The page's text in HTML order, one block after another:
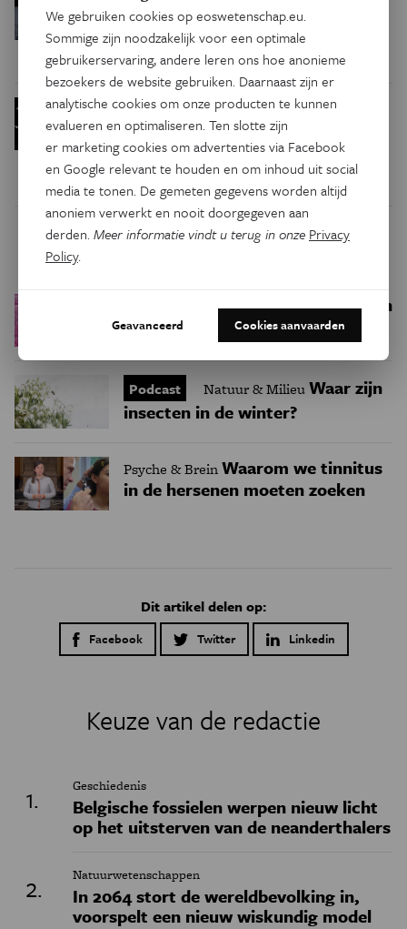
de tablet. Waarom een kleine
vertaalfout grote gevolgen kan
hebben
TechnologieDeze nieuwe drone
beweegt als een vliegende
eekhoorn
Trending
Een bakkerij op 400 miljoen
kilometer van de aarde
Podcast Natuur & MilieuWaar zijn
insecten in de winter?
Psyche & BreinWaarom we tinnitus
in de hersenen moeten zoeken
Dit artikel delen op:
Facebook Twitter Linkedin
Keuze van de redactie
Geschiedenis
Belgische fossielen werpen nieuw licht
op het uitsterven van de neanderthalers
Natuurwetenschappen
In 2064 stort de wereldbevolking in,
voorspelt een nieuw wiskundig model
We gebruiken cookies op eoswetenschap.eu.
Sommige zijn noodzakelijk voor een optimale
gebruikerservaring, andere leren ons hoe anonieme
bezoekers de website gebruiken. Daarnaast zijn er
analytische cookies om onze producten te kunnen
evalueren en optimaliseren. Ten slotte zijn
er marketing cookies om advertenties via Facebook
en Google relevant te houden en om inhoud uit social
media te tonen. De gemeten gegevens worden altijd
anoniem verwerkt en nooit doorgegeven aan
derden.Meer informatie vindt u terug in onze Privacy
Policy.
Geavanceerd Cookies aanvaarden